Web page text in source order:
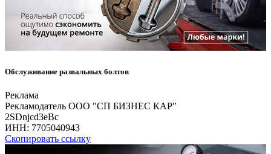
Обслуживание развальных болтов
Реклама
Рекламодатель ООО "СП БИЗНЕС КАР"
2SDnjcd3eBc
ИНН: 7705040943
Скопировать ссылку